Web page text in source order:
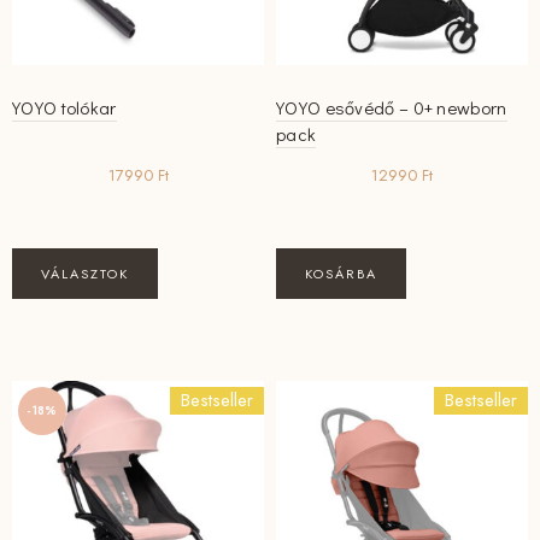
YOYO tolókar
17990 Ft
VÁLASZTOK
a
variációja
van.
A
a
termékoldalon
YOYO esővédő – 0+ newborn
pack
12990 Ft
KOSÁRBA
-18% Bestseller Bestseller